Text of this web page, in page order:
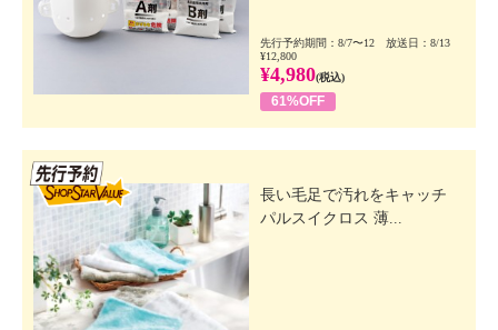
先行予約期間：8/7〜12 放送日：8/13
¥12,800
¥4,980(税込)
61%OFF
長い毛足で汚れをキャッチ
パルスイクロス 薄...